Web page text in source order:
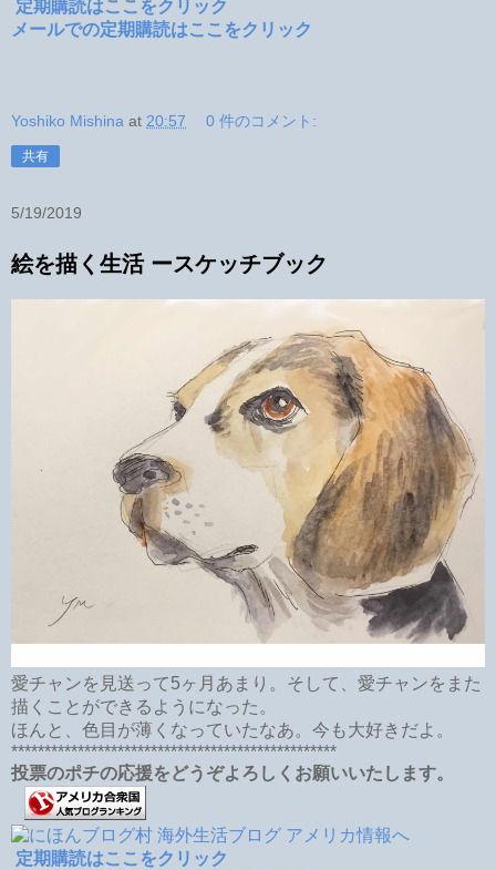
定期購読はここをクリック
メールでの定期購読はここをクリック
Yoshiko Mishina at 20:57 0 件のコメント:
共有
5/19/2019
絵を描く生活 ースケッチブック
愛チャンを見送って5ヶ月あまり。そして、愛チャンをまた
描くことができるようになった。
ほんと、色目が薄くなっていたなあ。今も大好きだよ。
*************************************************
投票のポチの応援をどうぞよろしくお願いいたします。
定期購読はここをクリック